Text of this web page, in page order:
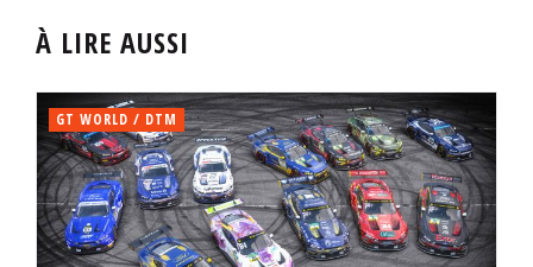
À LIRE AUSSI
GT WORLD / DTM